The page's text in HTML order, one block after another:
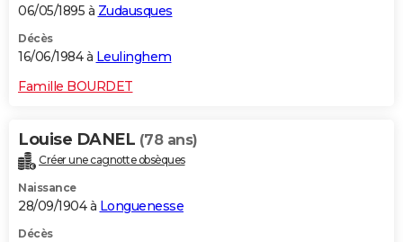
06/05/1895 à Zudausques
Décès
16/06/1984 à Leulinghem
Famille BOURDET
Louise DANEL (78 ans)
Créer une cagnotte obsèques
Naissance
28/09/1904 à Longuenesse
Décès